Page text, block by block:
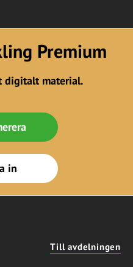
Premium
material.
in
Till avdelningen